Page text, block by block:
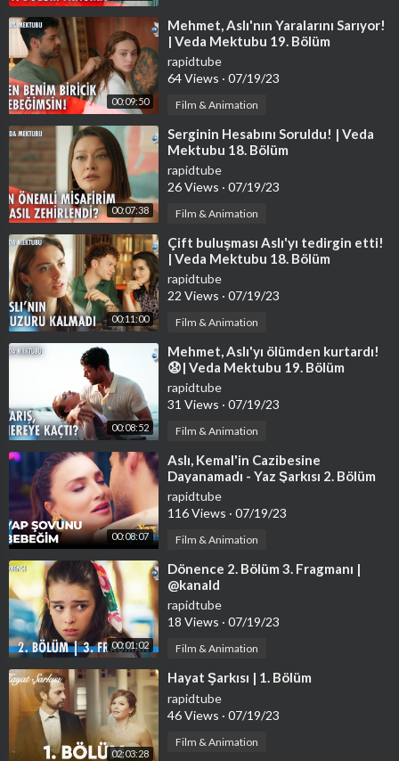
00:09:50
⁣Mehmet, Aslı'nın Yaralarını Sarıyor!
| Veda Mektubu 19. Bölüm
rapidtube
64 Views · 07/19/23
Film & Animation
00:07:38
⁣Serginin Hesabını Soruldu! | Veda
Mektubu 18. Bölüm
rapidtube
26 Views · 07/19/23
Film & Animation
00:11:00
⁣Çift buluşması Aslı'yı tedirgin etti!
| Veda Mektubu 18. Bölüm
rapidtube
22 Views · 07/19/23
Film & Animation
00:08:52
⁣Mehmet, Aslı'yı ölümden kurtardı!
😧| Veda Mektubu 19. Bölüm
rapidtube
31 Views · 07/19/23
Film & Animation
00:08:07
⁣Aslı, Kemal'in Cazibesine
Dayanamadı - Yaz Şarkısı 2. Bölüm
rapidtube
116 Views · 07/19/23
Film & Animation
00:01:02
⁣Dönence 2. Bölüm 3. Fragmanı |
@kanald
rapidtube
18 Views · 07/19/23
Film & Animation
02:03:28
⁣Hayat Şarkısı | 1. Bölüm
rapidtube
46 Views · 07/19/23
Film & Animation